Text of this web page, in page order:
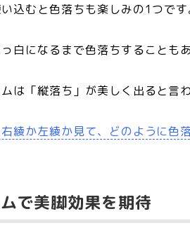
込むと色落ちも楽しみの1つで
白になるまで色落ちすることも
は「縦落ち」が美しく出ると言
綾か左綾か見て、どのように色
で美脚効果を期待